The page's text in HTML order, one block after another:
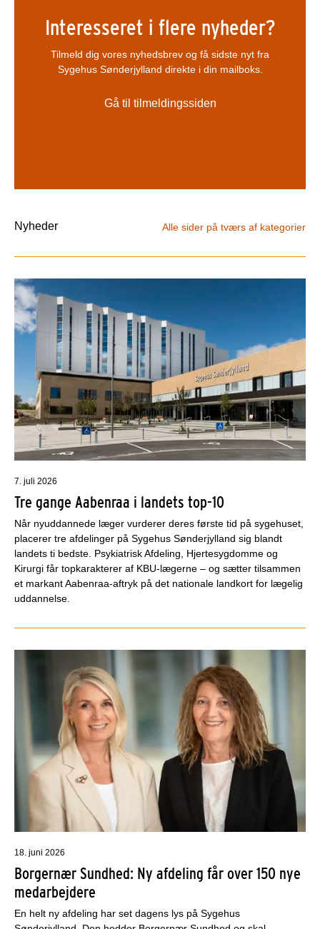
Interesseret i flere nyheder?
Tilmeld dig vores nyhedsbrev og få sidste nyt fra
Sygehus Sønderjylland direkte i din mailboks.
Gå til tilmeldingssiden
Nyheder Alle sider på tværs af kategorier
7. juli 2026
Tre gange Aabenraa i landets top-10
Når nyuddannede læger vurderer deres første tid på sygehuset,
placerer tre afdelinger på Sygehus Sønderjylland sig blandt
landets ti bedste. Psykiatrisk Afdeling, Hjertesygdomme og
Kirurgi får topkarakterer af KBU-lægerne – og sætter tilsammen
et markant Aabenraa-aftryk på det nationale landkort for lægelig
uddannelse.
18. juni 2026
Borgernær Sundhed: Ny afdeling får over 150 nye
medarbejdere
En helt ny afdeling har set dagens lys på Sygehus